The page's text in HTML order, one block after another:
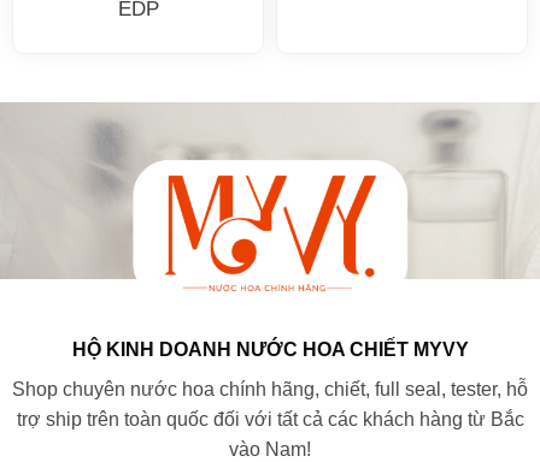
EDP
HỘ KINH DOANH NƯỚC HOA CHIẾT MYVY
Shop chuyên nước hoa chính hãng, chiết, full seal, tester, hỗ
trợ ship trên toàn quốc đối với tất cả các khách hàng từ Bắc
vào Nam!